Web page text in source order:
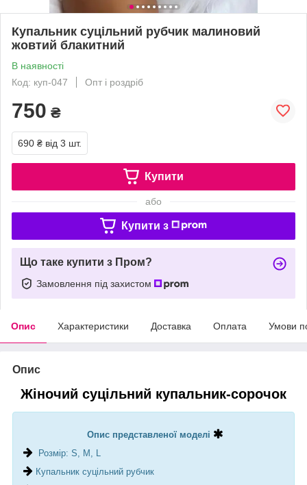
Купальник суцільний рубчик малиновий
жовтий блакитний
В наявності
Код: куп-047
Опт і роздріб
750 ₴
690 ₴ від 3 шт.
Купити
або
Купити з
Що таке купити з Пром?
Замовлення під захистом
Опис Характеристики Доставка Оплата Умови
Опис
Жіночий суцільний купальник-сорочок
Опис представленої моделі
Розмір: S, M, L
Купальник суцільний рубчик